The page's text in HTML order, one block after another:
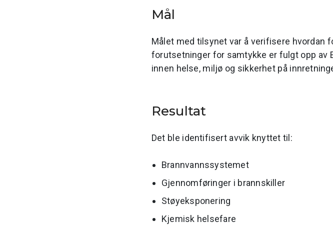
Mål
Målet med tilsynet var å verifisere hvordan
forutsetninger for samtykke er fulgt opp av
innen helse, miljø og sikkerhet på
Resultat
Det ble identifisert avvik knyttet til:
Brannvannssystemet
Gjennomføringer i brannskiller
Støyeksponering
Kjemisk helsefare